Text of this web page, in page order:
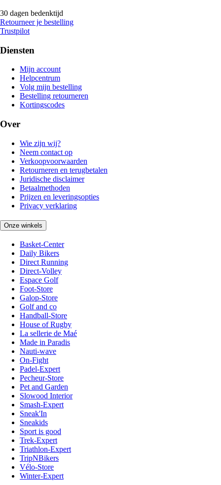
30 dagen bedenktijd
Retourneer je bestelling
Trustpilot
Diensten
Mijn account
Helpcentrum
Volg mijn bestelling
Bestelling retourneren
Kortingscodes
Over
Wie zijn wij?
Neem contact op
Verkoopvoorwaarden
Retourneren en terugbetalen
Juridische disclaimer
Betaalmethoden
Prijzen en leveringsopties
Privacy verklaring
Onze winkels
Basket-Center
Daily Bikers
Direct Running
Direct-Volley
Espace Golf
Foot-Store
Galop-Store
Golf and co
Handball-Store
House of Rugby
La sellerie de Maé
Made in Paradis
Nauti-wave
On-Fight
Padel-Expert
Pecheur-Store
Pet and Garden
Slowood Interior
Smash-Expert
Sneak'In
Sneakids
Sport is good
Trek-Expert
Triathlon-Expert
TripNBikers
Vélo-Store
Winter-Expert